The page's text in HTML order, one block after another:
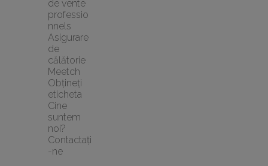
de vente
professio
nnels
Asigurare
de
călătorie
Meetch
Obțineți
eticheta
Cine
suntem
noi?
Contactați
-ne